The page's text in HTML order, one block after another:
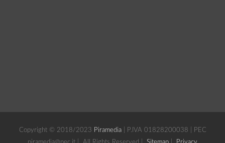
Copyright © 2018/2023 Piramedia| P.IVA 01828200038 | PEC